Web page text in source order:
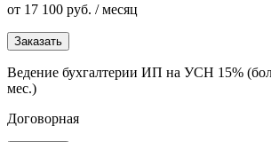
от 17 100 руб. / месяц
Заказать
Ведение бухгалтерии ИП на УСН 15%
мес.)
Договорная